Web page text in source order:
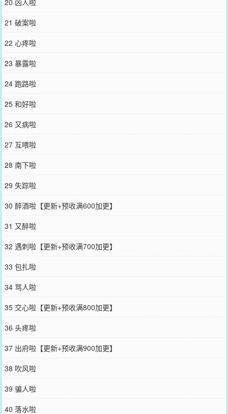
脸盲啊》文案：安卷有两个秘密。一是他穿书了，穿进了一个皇权至
上、命如草芥的架空时代，还成了个刚学会走路的小团子。二，他还
是个脸盲。因为要入国子监读书，深知谁才是主角的安卷准备和未来
的帝王七皇子打好关系。入学的第一天，安卷在伴读的介绍下扯着七
皇子的袖角，喊了对方一声‘哥哥’。第二天，安卷捧着食盒投喂九皇
子，一口一个‘哥哥’。第三天，安卷帮太子拎书袋，跟在对方屁股后面
叫‘哥哥’。第四天……不到半个月，整个国子监都知道里面有个谁都惹
不得的人物了，不是因为对方权势大，而是……他和所有皇子都交
好。直到最后，长大成年的安卷被人拉到墙角咬牙切齿地逼问。“你到
底有几个好哥哥？”安卷：他以为只有一个。实际上有：一、二、三…
六七八…不多，也就九个。——
您要是觉得《
您QQ群和微博微信里的朋友推荐哦！
20 凶人啦
21 破案啦
22 心疼啦
23 暴露啦
24 跑路啦
25 和好啦
26 又病啦
27 互喂啦
28 南下啦
29 失踪啦
30 醉酒啦【更新+预收满600加更】
31 又醉啦
32 遇刺啦【更新+预收满700加更】
33 包扎啦
34 骂人啦
35 交心啦【更新+预收满800加更】
36 头疼啦
37 出府啦【更新+预收满900加更】
38 吹风啦
39 骗人啦
40 落水啦